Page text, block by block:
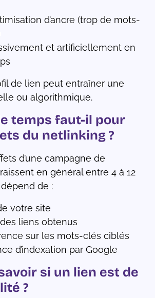
d’ancre (trop de mots-
et artificiellement en
de lien peut entraîner une
ou algorithmique.
temps faut-il pour
du netlinking ?
d’une campagne de
en général entre 4 à 12
de :
votre site
liens obtenus
sur les mots-clés ciblés
d’indexation par Google
si un lien est de
?